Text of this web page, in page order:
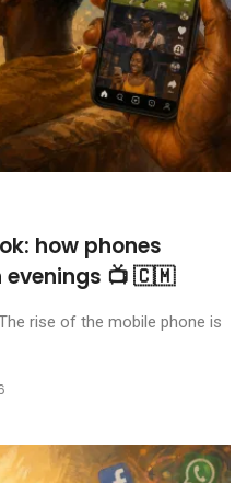
how phones
evenings 📺 🇨🇲
rise of the mobile phone is